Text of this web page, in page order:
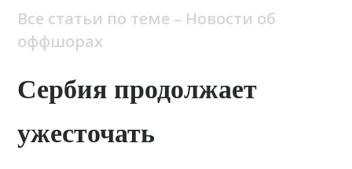
Все статьи по теме – Новости об
оффшорах
Сербия продолжает
ужесточать